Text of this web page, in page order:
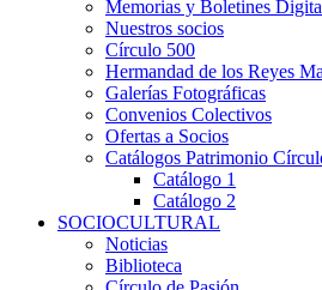
Memorias y Boletines
Nuestros socios
Círculo 500
Hermandad de los Reyes
Galerías Fotográficas
Convenios Colectivos
Ofertas a Socios
Catálogos Patrimonio
Catálogo 1
Catálogo 2
SOCIOCULTURAL
Noticias
Biblioteca